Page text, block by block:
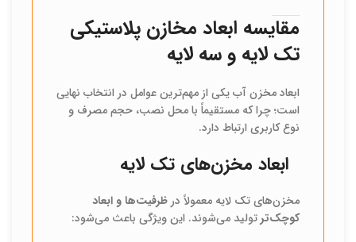
مقایسه ابعاد مخازن پلاستیکی
تک لایه و سه لایه
ابعاد مخزن آب یکی از مهم‌ترین عوامل در انتخاب نهایی
است؛ چرا که مستقیماً با محل نصب، حجم مصرف و
نوع کاربری ارتباط دارد.
ابعاد مخزن‌های تک لایه
مخزن‌های تک لایه معمولاً در ظرفیت‌ها و ابعاد
کوچک‌ترتولید می‌شوند. این ویژگی باعث می‌شود: